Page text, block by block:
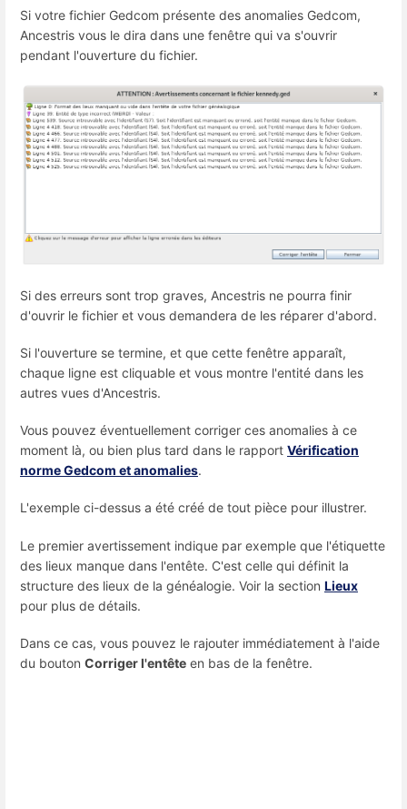
Si votre fichier Gedcom présente des anomalies Gedcom,
Ancestris vous le dira dans une fenêtre qui va s'ouvrir
pendant l'ouverture du fichier.
Si des erreurs sont trop graves, Ancestris ne pourra finir
d'ouvrir le fichier et vous demandera de les réparer d'abord.
Si l'ouverture se termine, et que cette fenêtre apparaît,
chaque ligne est cliquable et vous montre l'entité dans les
autres vues d'Ancestris.
Vous pouvez éventuellement corriger ces anomalies à ce
moment là, ou bien plus tard dans le rapport Vérification
norme Gedcom et anomalies.
L'exemple ci-dessus a été créé de tout pièce pour illustrer.
Le premier avertissement indique par exemple que l'étiquette
des lieux manque dans l'entête. C'est celle qui définit la
structure des lieux de la généalogie. Voir la section Lieux
pour plus de détails.
Dans ce cas, vous pouvez le rajouter immédiatement à l'aide
du bouton Corriger l'entête en bas de la fenêtre.